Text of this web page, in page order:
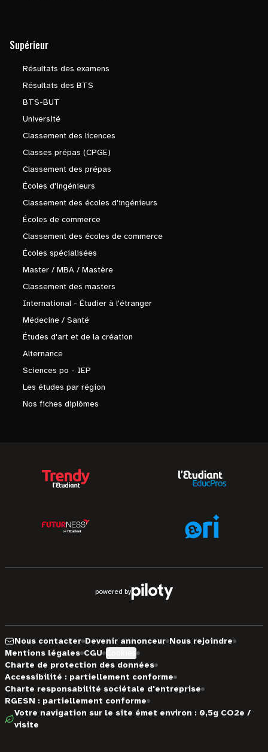
Supérieur
Résultats des examens
Résultats des BTS
BTS-BUT
Université
Classement des licences
Classes prépas (CPGE)
Classement des prépas
Écoles d'ingénieurs
Classement des écoles d'ingénieurs
Écoles de commerce
Classement des écoles de commerce
Écoles spécialisées
Master / MBA / Mastère
Classement des masters
International - Étudier à l'étranger
Médecine / Santé
Études d'art et de la création
Alternance
Sciences po - IEP
Les études par région
Nos fiches diplômes
powered by
Nous contacter Devenir annonceur Nous rejoindre
Mentions légales CGU
Charte de protection des données
Accessibilité : partiellement conforme
Charte responsabilité sociétale d'entreprise
RGESN : partiellement conforme
Votre navigation sur le site émet environ : 0,5g CO2e /
visite